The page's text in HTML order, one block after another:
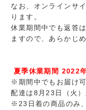
なお、オンラインサ
ります。
休業期間中でも返答
ますので、あらかじ
夏季休業期間 2022
※期間中でもお届け
配達は8月23日（火
※23日着の商品のみ